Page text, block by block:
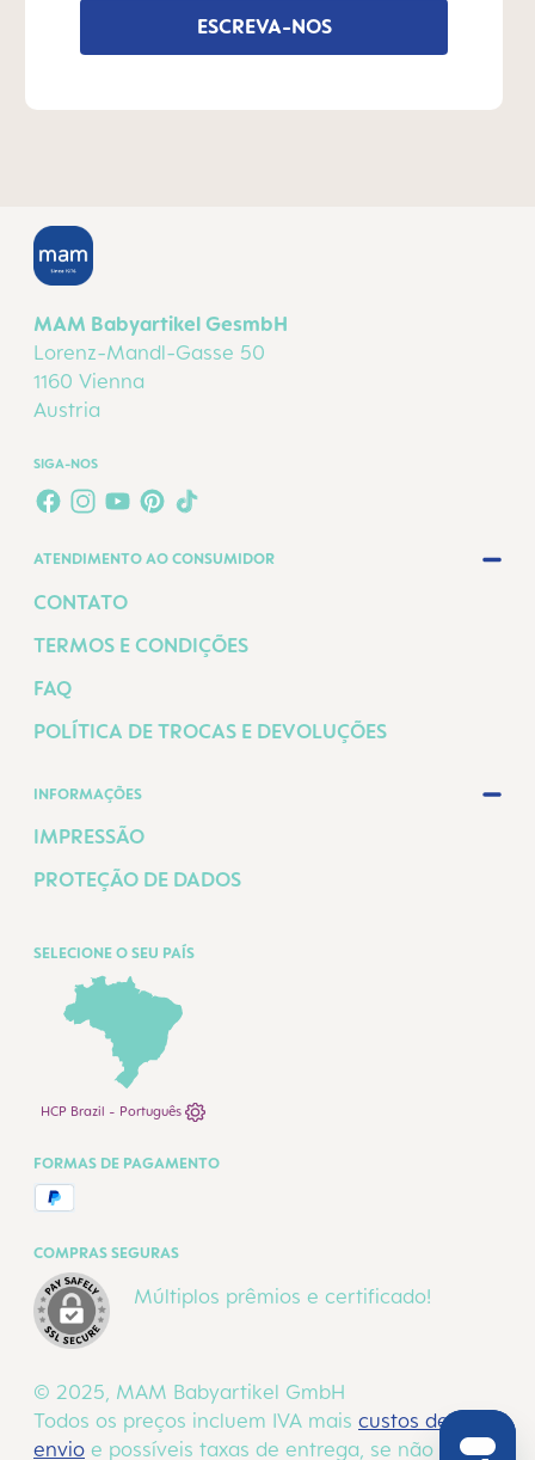
ESCREVA-NOS
MAM Babyartikel GesmbH
Lorenz-Mandl-Gasse 50
1160 Vienna
Austria
SIGA-NOS
FACEBOOK
INSTAGRAM
YOUTUBE
PINTEREST
TIKTOK
ATENDIMENTO AO CONSUMIDOR
CONTATO
TERMOS E CONDIÇÕES
FAQ
POLÍTICA DE TROCAS E DEVOLUÇÕES
INFORMAÇÕES
IMPRESSÃO
PROTEÇÃO DE DADOS
SELECIONE O SEU PAÍS
HCP Brazil - Português
© 2025, MAM Babyartikel GmbH
Todos os preços incluem IVA mais custos de
envio e possíveis taxas de entrega, se não
COMPRAS SEGURAS
Múltiplos prêmios e certificado!
FORMAS DE PAGAMENTO